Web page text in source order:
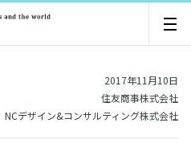
2017年11月10日
住友商事株式会社
NCデザイン&コンサルティング株式会社